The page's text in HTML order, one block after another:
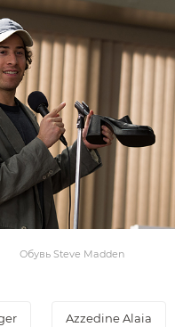
Обувь Steve Madden
Azzedine Alaia